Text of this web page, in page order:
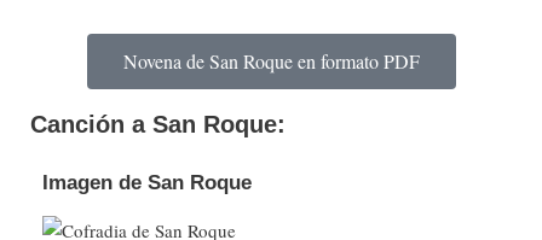
Novena de San Roque en formato PDF
Canción a San Roque:
Imagen de San Roque